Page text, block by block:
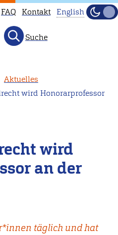
FAQ Kontakt
available
to
our
instead.
English
Hell
Suche
Aktuelles
wird Honorarprofessor
wird
an der
täglich und hat